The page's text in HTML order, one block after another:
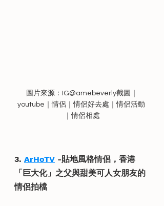
圖片來源：IG@amebeverly截圖｜
youtube｜情侶｜情侶好去處｜情侶活動
｜情侶相處
3. ArHoTV -貼地風格情侶， 香港
「巨大化」之父與甜美可人女朋友的
情侶拍檔